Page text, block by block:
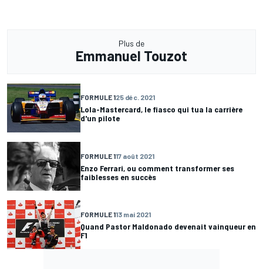
Plus de
Emmanuel Touzot
FORMULE 125 déc. 2021
Lola-Mastercard, le fiasco qui tua la carrière
d'un pilote
FORMULE 117 août 2021
Enzo Ferrari, ou comment transformer ses
faiblesses en succès
FORMULE 113 mai 2021
Quand Pastor Maldonado devenait vainqueur en
F1